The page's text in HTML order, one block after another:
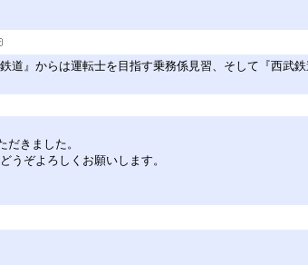
』からは運転士を目指す乗務係見習、そして『西武
きました。
うぞよろしくお願いします。